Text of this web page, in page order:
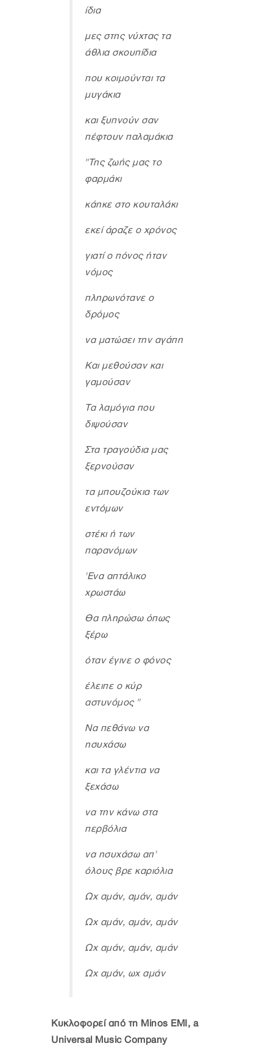
ίδια
μες στης νύχτας τα
άθλια σκουπίδια
που κοιμούνται τα
μυγάκια
και ξυπνούν σαν
πέφτουν παλαμάκια
"Της ζωής μας το
φαρμάκι
κάηκε στο κουταλάκι
εκεί άραζε ο χρόνος
γιατί ο πόνος ήταν
νόμος
πληρωνότανε ο
δρόμος
να ματώσει την αγάπη
Και μεθούσαν και
γαμούσαν
Τα λαμόγια που
διψούσαν
Στα τραγούδια μας
ξερνούσαν
τα μπουζούκια των
εντόμων
στέκι ή των
παρανόμων
'Ενα απτάλικο
χρωστάω
Θα πληρώσω όπως
ξέρω
όταν έγινε ο φόνος
έλειπε ο κύρ
αστυνόμος "
Να πεθάνω να
ησυχάσω
και τα γλέντια να
ξεχάσω
να την κάνω στα
περβόλια
να ησυχάσω απ'
όλους βρε καριόλια
Ωχ αμάν, αμάν, αμάν
Ωχ αμάν, αμάν, αμάν
Ωχ αμάν, αμάν, αμάν
Ωχ αμάν, ωχ αμάν
Κυκλοφορεί από τη Minos EMI, a
Universal Music Company